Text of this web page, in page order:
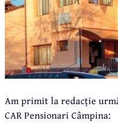
Am primit la redacție
CAR Pensionari Câmpina: